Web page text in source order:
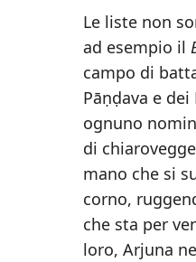
Le liste non
ad esempio il
campo di
Pāṇḍava e
ognuno
di
mano che si
corno,
che sta per
loro, Arjuna